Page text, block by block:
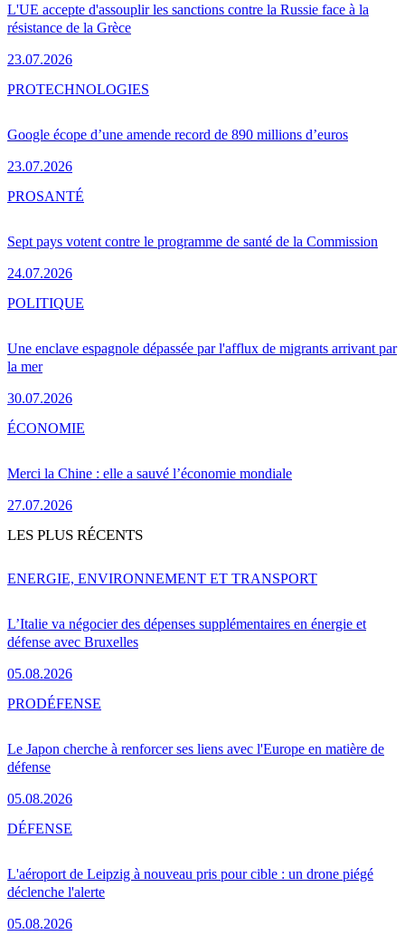
L'UE accepte d'assouplir les sanctions contre la Russie face à la
résistance de la Grèce
23.07.2026
Google écope d’une amende record de 890 millions d’euros
23.07.2026
PROTECHNOLOGIES
Sept pays votent contre le programme de santé de la Commission
24.07.2026
PROSANTÉ
Une enclave espagnole dépassée par l'afflux de migrants arrivant par
la mer
30.07.2026
POLITIQUE
Merci la Chine : elle a sauvé l’économie mondiale
27.07.2026
ÉCONOMIE
LES PLUS RÉCENTS
L’Italie va négocier des dépenses supplémentaires en énergie et
défense avec Bruxelles
05.08.2026
ENERGIE, ENVIRONNEMENT ET TRANSPORT
Le Japon cherche à renforcer ses liens avec l'Europe en matière de
défense
05.08.2026
PRODÉFENSE
L'aéroport de Leipzig à nouveau pris pour cible : un drone piégé
déclenche l'alerte
05.08.2026
DÉFENSE